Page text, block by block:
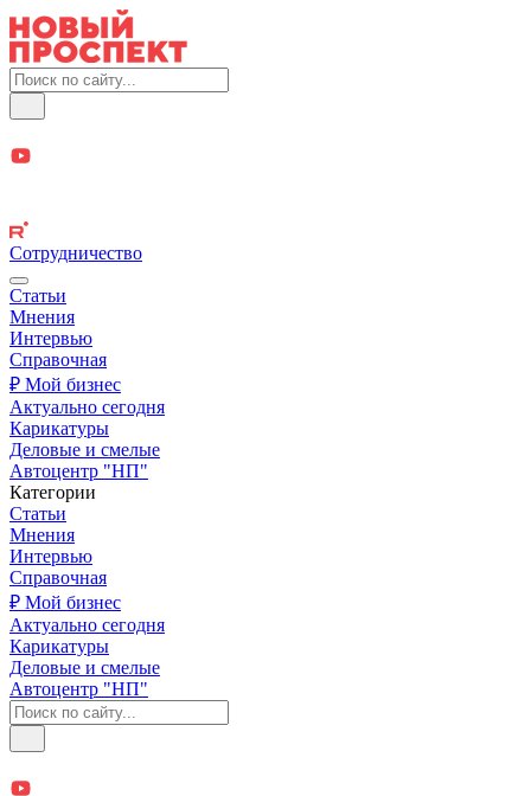
Сотрудничество
Статьи
Мнения
Интервью
Справочная
₽ Мой бизнес
Актуально сегодня
Карикатуры
Деловые и смелые
Автоцентр "НП"
Категории
Статьи
Мнения
Интервью
Справочная
₽ Мой бизнес
Актуально сегодня
Карикатуры
Деловые и смелые
Автоцентр "НП"